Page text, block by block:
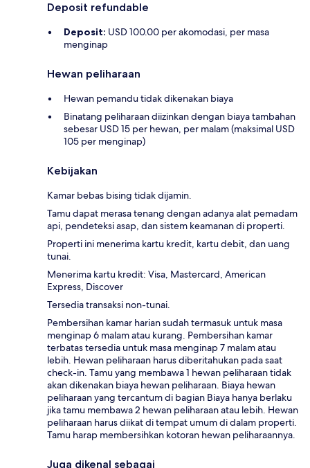
Deposit refundable
Deposit: USD 100.00 per akomodasi, per masa
menginap
Hewan peliharaan
Hewan pemandu tidak dikenakan biaya
Binatang peliharaan diizinkan dengan biaya tambahan
sebesar USD 15 per hewan, per malam (maksimal USD
105 per menginap)
Kebijakan
Kamar bebas bising tidak dijamin.
Tamu dapat merasa tenang dengan adanya alat pemadam
api, pendeteksi asap, dan sistem keamanan di properti.
Properti ini menerima kartu kredit, kartu debit, dan uang
tunai.
Menerima kartu kredit: Visa, Mastercard, American
Express, Discover
Tersedia transaksi non-tunai.
Pembersihan kamar harian sudah termasuk untuk masa
menginap 6 malam atau kurang. Pembersihan kamar
terbatas tersedia untuk masa menginap 7 malam atau
lebih. Hewan peliharaan harus diberitahukan pada saat
check-in. Tamu yang membawa 1 hewan peliharaan tidak
akan dikenakan biaya hewan peliharaan. Biaya hewan
peliharaan yang tercantum di bagian Biaya hanya berlaku
jika tamu membawa 2 hewan peliharaan atau lebih. Hewan
peliharaan harus diikat di tempat umum di dalam properti.
Tamu harap membersihkan kotoran hewan peliharaannya.
Juga dikenal sebagai